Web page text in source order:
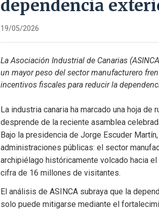
dependencia
19/05/2026
La Asociación Industrial de Canarias
un mayor peso del sector manufacturero
incentivos fiscales para reducir la
La industria canaria ha marcado una hoja
desprende de la reciente asamblea
Bajo la presidencia de Jorge Escuder
administraciones públicas: el sector
archipiélago históricamente volcado hacia
cifra de 16 millones de visitantes.
El análisis de ASINCA subraya que la
solo puede mitigarse mediante el